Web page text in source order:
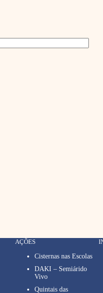
AÇÕES
Cisternas nas Escolas
DAKI – Semiárido
Vivo
Quintais das